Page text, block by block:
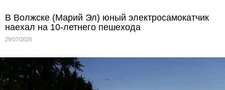
В Волжске (Марий Эл) юный электросамокатчик
наехал на 10-летнего пешехода
29/07/2026